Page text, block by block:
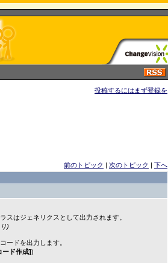
投稿するにはまず登録を
前のトピック | 次のトピック | 下へ
スはジェネリクスとして出力されます。
)
ードを出力します。
ード作成])